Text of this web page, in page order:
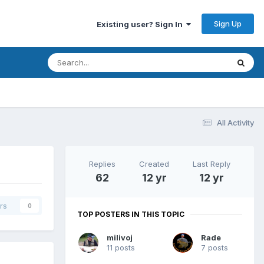
Existing user? Sign In Sign Up
All Activity
0
Replies
62
Created
12 yr
Last Reply
12 yr
TOP POSTERS IN THIS TOPIC
milivoj
11 posts
Rade
7 posts